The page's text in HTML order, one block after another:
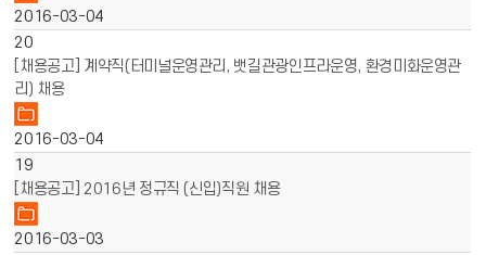
2016-03-04
20
[채용공고] 계약직(터미널운영관리, 뱃길관광인프라운영, 환경미화운영관
리) 채용
2016-03-04
19
[채용공고] 2016년 정규직 (신입)직원 채용
2016-03-03